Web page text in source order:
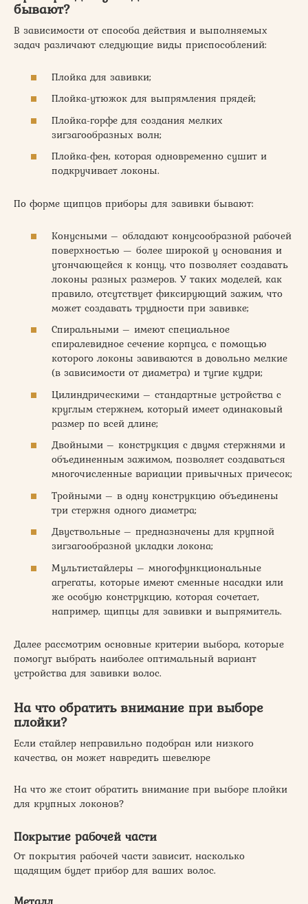
бывают?
В зависимости от способа действия и выполняемых
задач различают следующие виды приспособлений:
Плойка для завивки;
Плойка-утюжок для выпрямления прядей;
Плойка-горфе для создания мелких
зигзагообразных волн;
Плойка-фен, которая одновременно сушит и
подкручивает локоны.
По форме щипцов приборы для завивки бывают:
Конусными – обладают конусообразной рабочей
поверхностью — более широкой у основания и
утончающейся к концу, что позволяет создавать
локоны разных размеров. У таких моделей, как
правило, отсутствует фиксирующий зажим, что
может создавать трудности при завивке;
Спиральными – имеют специальное
спиралевидное сечение корпуса, с помощью
которого локоны завиваются в довольно мелкие
(в зависимости от диаметра) и тугие кудри;
Цилиндрическими – стандартные устройства с
круглым стержнем, который имеет одинаковый
размер по всей длине;
Двойными – конструкция с двумя стержнями и
объединенным зажимом, позволяет создаваться
многочисленные вариации привычных причесок;
Тройными – в одну конструкцию объединены
три стержня одного диаметра;
Двуствольные – предназначены для крупной
зигзагообразной укладки локона;
Мультистайлеры – многофункциональные
агрегаты, которые имеют сменные насадки или
же особую конструкцию, которая сочетает,
например, щипцы для завивки и выпрямитель.
Далее рассмотрим основные критерии выбора, которые
помогут выбрать наиболее оптимальный вариант
устройства для завивки волос.
На что обратить внимание при выборе
плойки?
Если стайлер неправильно подобран или низкого
качества, он может навредить шевелюре
На что же стоит обратить внимание при выборе плойки
для крупных локонов?
Покрытие рабочей части
От покрытия рабочей части зависит, насколько
щадящим будет прибор для ваших волос.